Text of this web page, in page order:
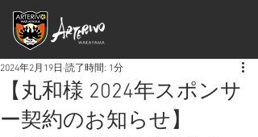
【丸和様 2024年スポンサ
ー契約のお知らせ】
2024年2月19日 読了時間: 1分